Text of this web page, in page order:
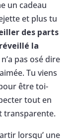
un cadeau
et plus tu
des parts
réveillé la
pas osé dire
Tu viens
être toi-
tout en
transparente.
lorsqu’ une